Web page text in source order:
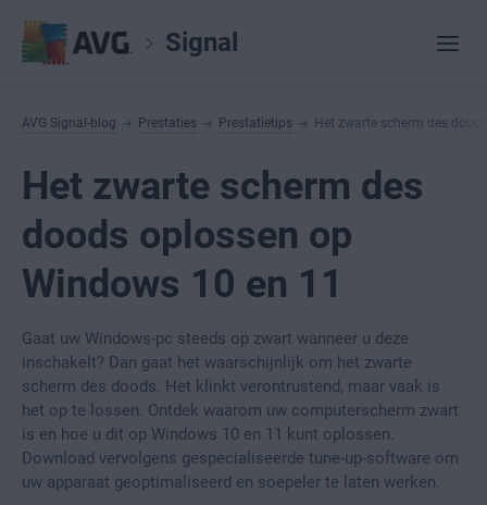
Signal
AVG Signal-blog Prestaties Prestatietips Het zwarte scherm des
Het zwarte scherm des
doods oplossen op
Windows 10 en 11
Gaat uw Windows-pc steeds op zwart wanneer u deze
inschakelt? Dan gaat het waarschijnlijk om het zwarte
scherm des doods. Het klinkt verontrustend, maar vaak is
het op te lossen. Ontdek waarom uw computerscherm zwart
is en hoe u dit op Windows 10 en 11 kunt oplossen.
Download vervolgens gespecialiseerde tune-up-software om
uw apparaat geoptimaliseerd en soepeler te laten werken.